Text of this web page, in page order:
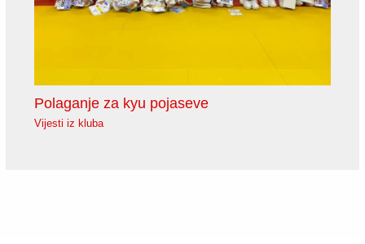
Polaganje za kyu pojaseve
Vijesti iz kluba